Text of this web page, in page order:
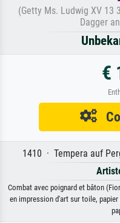
(Getty Ms. Ludwig XV 13
Dagger
€
1410 · Tempera auf
Combat avec poignard et bâton
en impression d'art sur toile,